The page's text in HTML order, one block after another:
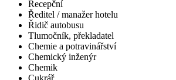
Recepční
Ředitel / manažer hotelu
Řidič autobusu
Tlumočník, překladatel
Chemie a potravinářství
Chemický inženýr
Chemik